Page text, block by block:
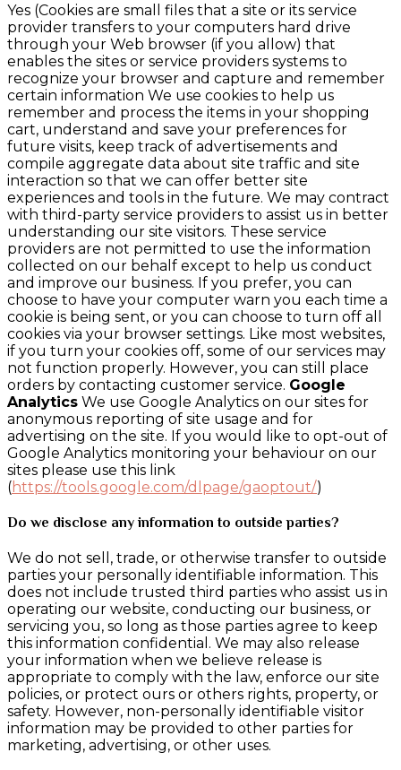
Yes (Cookies are small files that a site or its service
provider transfers to your computers hard drive
through your Web browser (if you allow) that
enables the sites or service providers systems to
recognize your browser and capture and remember
certain information We use cookies to help us
remember and process the items in your shopping
cart, understand and save your preferences for
future visits, keep track of advertisements and
compile aggregate data about site traffic and site
interaction so that we can offer better site
experiences and tools in the future. We may contract
with third-party service providers to assist us in better
understanding our site visitors. These service
providers are not permitted to use the information
collected on our behalf except to help us conduct
and improve our business. If you prefer, you can
choose to have your computer warn you each time a
cookie is being sent, or you can choose to turn off all
cookies via your browser settings. Like most websites,
if you turn your cookies off, some of our services may
not function properly. However, you can still place
orders by contacting customer service. Google
Analytics We use Google Analytics on our sites for
anonymous reporting of site usage and for
advertising on the site. If you would like to opt-out of
Google Analytics monitoring your behaviour on our
sites please use this link
(https://tools.google.com/dlpage/gaoptout/)
Do we disclose any information to outside parties?
We do not sell, trade, or otherwise transfer to outside
parties your personally identifiable information. This
does not include trusted third parties who assist us in
operating our website, conducting our business, or
servicing you, so long as those parties agree to keep
this information confidential. We may also release
your information when we believe release is
appropriate to comply with the law, enforce our site
policies, or protect ours or others rights, property, or
safety. However, non-personally identifiable visitor
information may be provided to other parties for
marketing, advertising, or other uses.